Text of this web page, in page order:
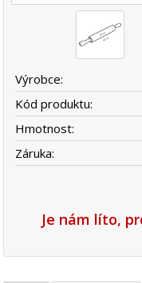
Výrobce:
Kód produktu:
Hmotnost:
Záruka:
Je nám líto,